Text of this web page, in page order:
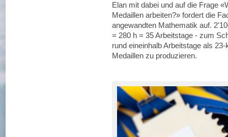
Elan mit dabei und auf die Frage
Medaillen arbeiten?» fordert die
angewandten Mathematik auf.
= 280 h = 35 Arbeitstage - zum
rund eineinhalb Arbeitstage als
Medaillen zu produzieren.